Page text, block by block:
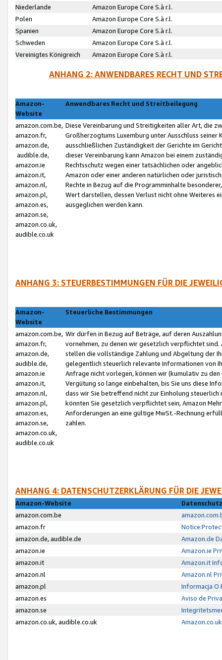
Niederlande
Amazon Europe Core S.à r.l.
Polen
Amazon Europe Core S.à r.l.
Spanien
Amazon Europe Core S.à r.l.
Schweden
Amazon Europe Core S.à r.l.
Vereinigtes Königreich
Amazon Europe Core S.à r.l.
ANHANG 2: ANWENDBARES RECHT UND
Amazon-
Website
Anwendbares Recht und Streitbeilegung
amazon.com.be,
amazon.fr,
amazon.de,
audible.de,
amazon.ie
amazon.it,
amazon.nl,
amazon.pl,
amazon.es,
amazon.se,
amazon.co.uk,
audible.co.uk
Diese Vereinbarung und Streitigkeiten aller Art, die
Großherzogtums Luxemburg unter Ausschluss
ausschließlichen Zuständigkeit der Gerichte im
dieser Vereinbarung kann Amazon bei einem
Rechtsschutz wegen einer tatsächlichen oder
Amazon oder einer anderen natürlichen oder
Rechte in Bezug auf die Programminhalte
Wert darstellen, dessen Verlust nicht ohne Weiteres
ausgeglichen werden kann.
ANHANG 3: STEUERBESTIMMUNGEN FÜR DIE
Amazon-
Website
Steuerliche Bestimmungen
amazon.com.be,
amazon.fr,
amazon.de,
audible.de,
amazon.ie
amazon.it,
amazon.nl,
amazon.pl,
amazon.es,
amazon.se,
amazon.co.uk,
audible.co.uk
Wir dürfen in Bezug auf Beträge, auf deren
vornehmen, zu denen wir gesetzlich verpflichtet
stellen die vollständige Zahlung und Abgeltung der
gelegentlich steuerlich relevante Informationen von
Anfrage nicht vorlegen, können wir (kumulativ zu
Vergütung so lange einbehalten, bis Sie uns diese
dass wir Sie betreffend nicht zur Einholung
könnten Sie gesetzlich verpflichtet sein, Amazon
Anforderungen an eine gültige MwSt.-Rechnung
zahlen.
ANHANG 4: DATENSCHUTZERKLÄRUNG FÜR DIE
Amazon-Website
amazon.com.be
amazon.fr
amazon.de, audible.de
Amazon.de
amazon.ie
Amazon.ie
amazon.it
Amazon.it
amazon.nl
Amazon.nl
amazon.pl
Informacja O
amazon.es
Aviso de
amazon.se
amazon.co.uk, audible.co.uk